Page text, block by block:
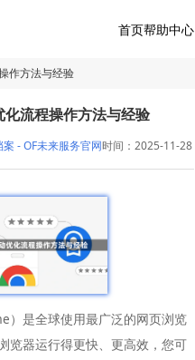
首页帮助中心
作方法与经验
流程操作方法与经验
- OF未来服务官网时间：2025-11-28
）是全球使用最广泛的网页浏览
览器运行得更快、更高效，您可